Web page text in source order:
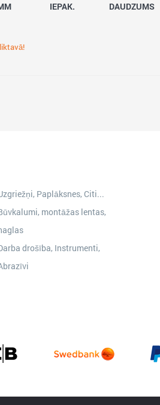
IEPAK. DAUDZUMS
Paplāksnes, Citi...
montāžas lentas,
drošība, Instrumenti,